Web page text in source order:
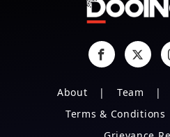
About Team
Terms & Conditions